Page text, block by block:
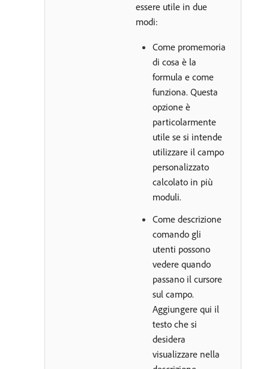
essere utile in due
modi:
Come promemoria
di cosa è la
formula e come
funziona. Questa
opzione è
particolarmente
utile se si intende
utilizzare il campo
personalizzato
calcolato in più
moduli.
Come descrizione
comando gli
utenti possono
vedere quando
passano il cursore
sul campo.
Aggiungere qui il
testo che si
desidera
visualizzare nella